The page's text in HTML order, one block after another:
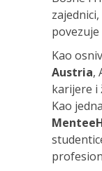
Kao
Austria,
karijere i
Kao